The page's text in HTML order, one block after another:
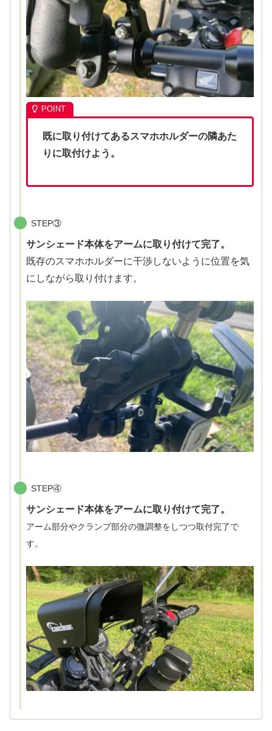
既に取り付けてあるスマホホルダーの隣あた
りに取付けよう。
STEP③
サンシェード本体をアームに取り付けて完了。
既存のスマホホルダーに干渉しないように位置を気
にしながら取り付けます。
STEP④
サンシェード本体をアームに取り付けて完了。
アーム部分やクランプ部分の微調整をしつつ取付完了で
す。